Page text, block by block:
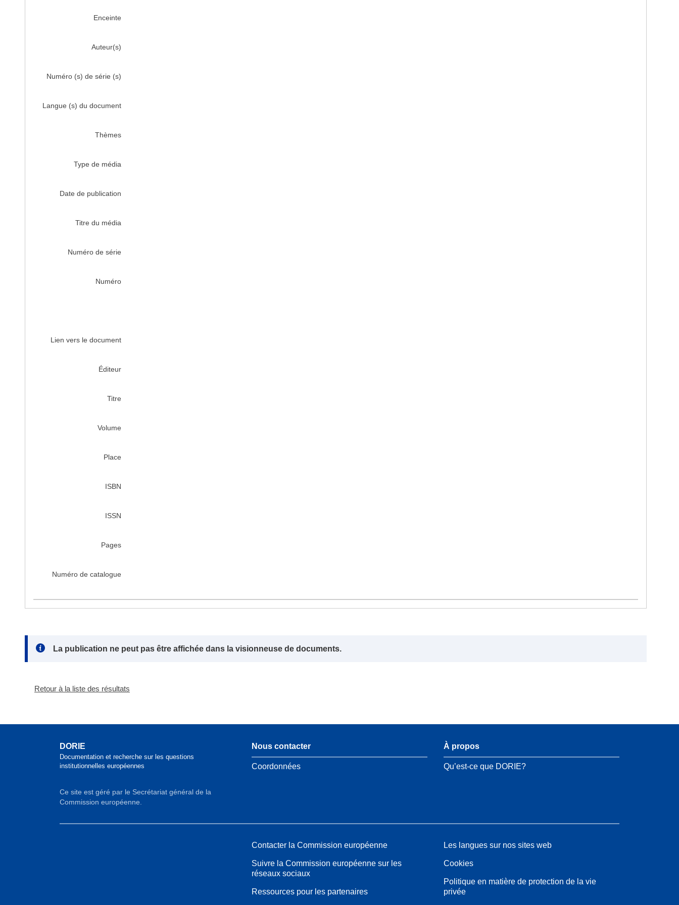
Enceinte
Auteur(s)
Numéro (s) de série (s)
Langue (s) du document
Thèmes
Type de média
Date de publication
Titre du média
Numéro de série
Numéro
Lien vers le document
Éditeur
Titre
Volume
Place
ISBN
ISSN
Pages
Numéro de catalogue
Note:
La publication ne peut pas être affichée dans la visionneuse de documents.
Retour à la liste des résultats
DORIE
Documentation et recherche sur les questions
institutionnelles européennes
Ce site est géré par le Secrétariat général de la
Commission européenne.
Nous contacter
Coordonnées
À propos
Qu’est-ce que DORIE?
Contacter la Commission européenne
Suivre la Commission européenne sur les
réseaux sociaux
Ressources pour les partenaires
Les langues sur nos sites web
Cookies
Politique en matière de protection de la vie
privée